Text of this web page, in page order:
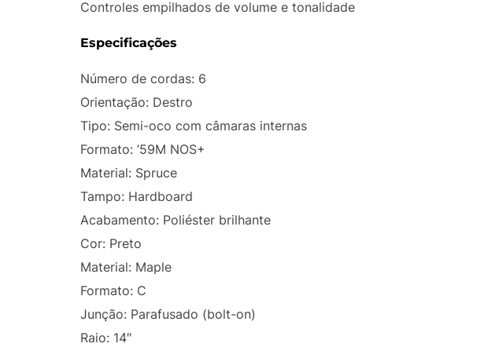
Controles empilhados de volume e tonalidade
Especificações
Número de cordas: 6
Orientação: Destro
Tipo: Semi-oco com câmaras internas
Formato: ’59M NOS+
Material: Spruce
Tampo: Hardboard
Acabamento: Poliéster brilhante
Cor: Preto
Material: Maple
Formato: C
Junção: Parafusado (bolt-on)
Raio: 14″